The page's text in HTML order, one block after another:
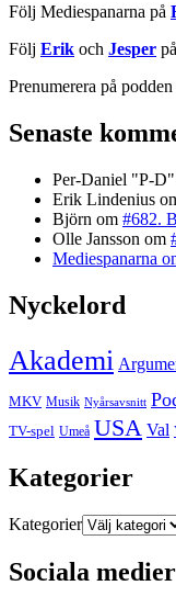
Följ Mediespanarna på
Följ Erik och Jesper
Prenumerera på
Senaste
Per-Daniel "P-
Erik Lindenius
Björn om #682.
Olle Jansson om
Mediespanarna
Nyckelord
Akademi
MKV Musik Nyårsavsnitt
TV-spel Umeå USA Val
Kategorier
Kategorier
Sociala medier